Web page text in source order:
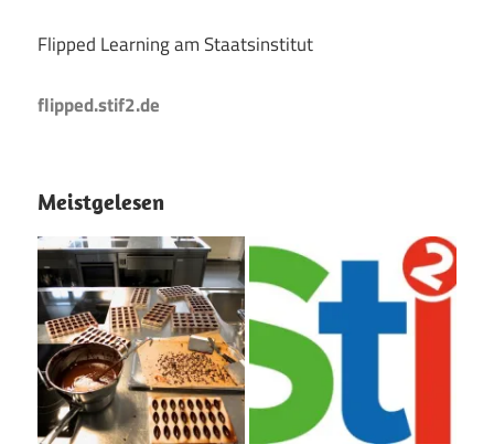
Flipped Learning am Staatsinstitut
flipped.stif2.de
Meistgelesen